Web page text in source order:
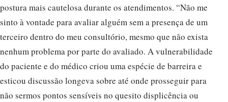
postura mais cautelosa durante os atendimentos. “Não me
sinto à vontade para avaliar alguém sem a presença de um
terceiro dentro do meu consultório, mesmo que não exista
nenhum problema por parte do avaliado. A vulnerabilidade
do paciente e do médico criou uma espécie de barreira e
esticou discussão longeva sobre até onde prosseguir para
não sermos pontos sensíveis no quesito displicência ou